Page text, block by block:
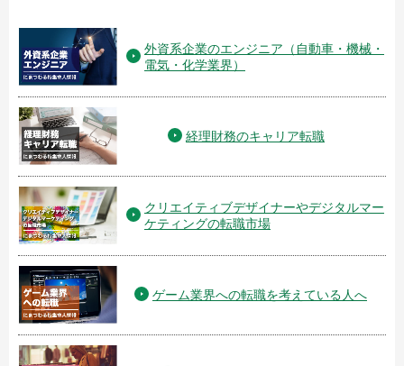
外資系企業のエンジニア（自動車・機械・
電気・化学業界）
経理財務のキャリア転職
クリエイティブデザイナーやデジタルマー
ケティングの転職市場
ゲーム業界への転職を考えている人へ